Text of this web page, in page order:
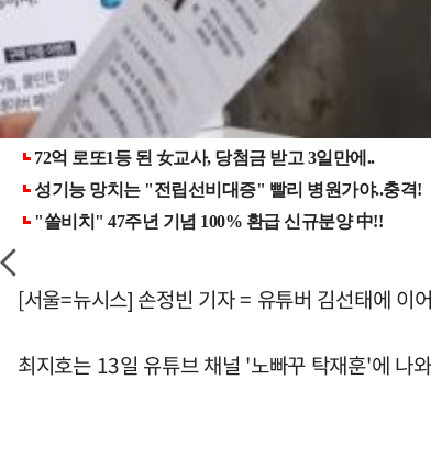
[서울=뉴시스] 손정빈 기자 = 유튜버 김선태에 이
최지호는 13일 유튜브 채널 '노빠꾸 탁재훈'에 나